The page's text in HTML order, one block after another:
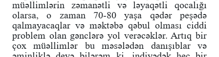
müəllimlərin zəmanətli və ləyaqətli qocalığı
olarsa, o zaman 70-80 yaşa qədər peşədə
qalmayacaqlar və məktəbə qəbul olması ciddi
problem olan gənclərə yol verəcəklər. Artıq bir
çox müəllimlər bu məsələdən danışıblar və